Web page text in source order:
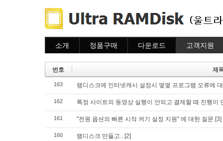
소개 정품구매
이용안내
다운로드 고객지원
자주묻는질문
질문하기
번호 제
163 램디스크에 인터넷캐시 설정시 몇몇 프로그램 오류에
162 특정 사이트의 동영상 실행이 안되고 결제할 때 진행이
161 "전원 옵션의 빠른 시작 켜기 설정 지원" 에 대한 질문 [3]
160 램디스크 만들고.. [2]